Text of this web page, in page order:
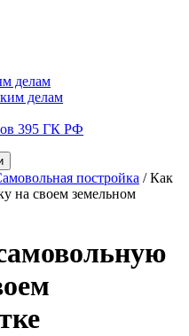
делам
делам
395 ГК РФ
постройка / Как
на своем земельном